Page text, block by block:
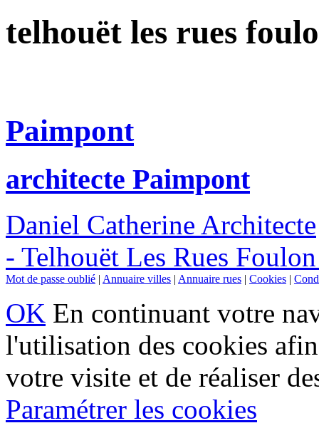
telhouët les rues
Paimpont
architecte Paimpont
Daniel Catherine Architecte
- Telhouët Les Rues
Mot de passe oublié | Annuaire villes | Annuaire rues | Cookies |
OK En continuant votre
l'utilisation des cookies
votre visite et de réaliser
Paramétrer les cookies